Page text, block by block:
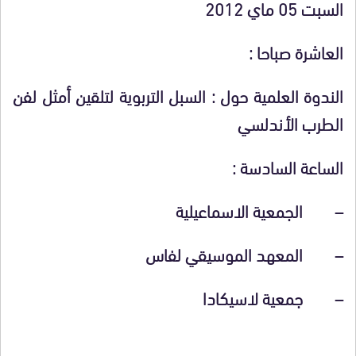
السبت 05 ماي 2012
العاشرة صباحا :
الندوة العلمية حول : السبل التربوية لتلقين أمثل لفن
الطرب الأندلسي
الساعة السادسة :
– الجمعية الاسماعيلية
– المعهد الموسيقي لفاس
– جمعية لاسيكادا